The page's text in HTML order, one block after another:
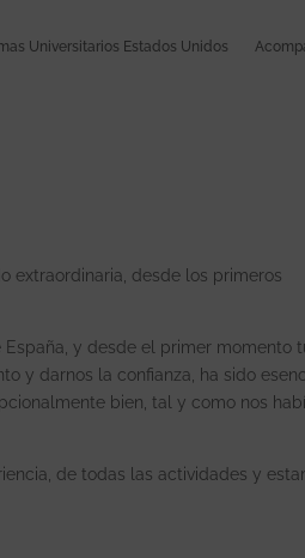
Universitarios Estados Unidos
extraordinaria, desde los primeros
y desde el primer momento
y darnos la confianza, ha sido
bien, tal y como nos
de todas las actividades y